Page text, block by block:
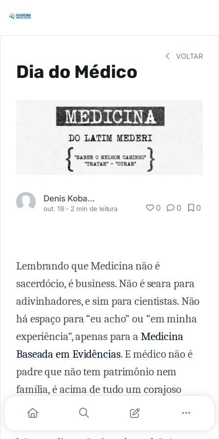
VOLTAR
Dia do Médico
Denis Kobayashi
out. 18 - 2 min de leitura 0 0 0
Lembrando que Medicina não é
sacerdócio, é business. Não é seara para
adivinhadores, e sim para cientistas. Não
há espaço para “eu acho” ou “em minha
experiência”, apenas para aMedicina
Baseada em Evidências. E médico não é
padre que não tem patrimônio nem
família, é acima de tudo um corajoso
profissional liberal,
empreendedor